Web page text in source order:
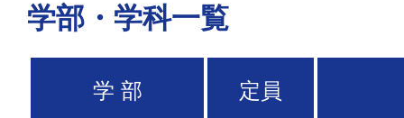
学部・学科一覧
学 部 定員